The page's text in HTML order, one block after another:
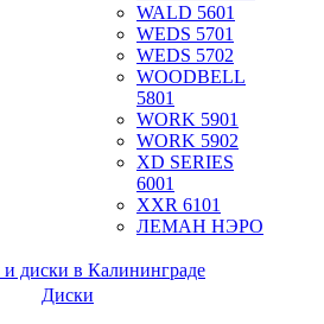
WALD 5601
WEDS 5701
WEDS 5702
WOODBELL
5801
WORK 5901
WORK 5902
XD SERIES
6001
XXR 6101
ЛЕМАН НЭРО
Диски